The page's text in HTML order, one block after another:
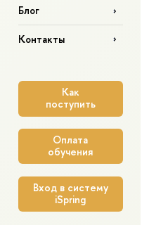
Блог
Контакты
Как
поступить
Оплата
обучения
Вход в систему
iSpring